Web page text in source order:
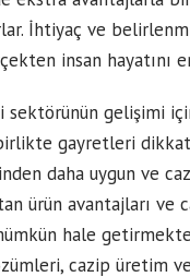
İhtiyaç ve
insan hayatını
sektörünün gelişimi
gayretleri
daha uygun ve
ürün avantajları
hale
cazip üretim